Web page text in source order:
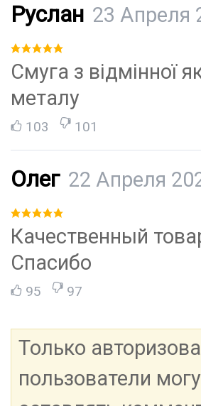
Руслан 23 Апреля
Смуга з відмінної
металу
103 101
Олег 22 Апреля
Качественный
Спасибо
95 97
Только
пользователи